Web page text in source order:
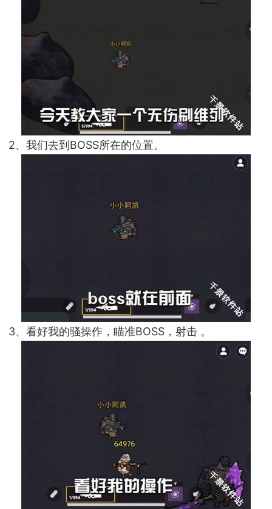
2、我们去到BOSS所在的位置。
3、看好我的骚操作，瞄准BOSS，射击 。